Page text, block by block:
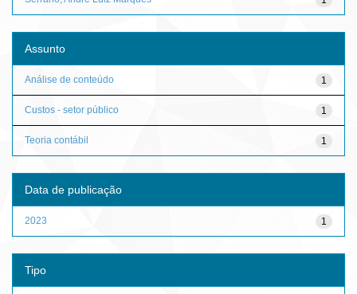
Assunto
1
Análise de conteúdo
1
Custos - setor público
1
Teoria contábil
Data de publicação
1
2023
Tipo